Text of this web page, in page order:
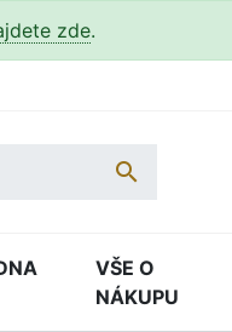
zde.

VŠE O
NÁKUPU